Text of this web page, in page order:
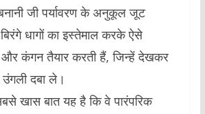
जी पर्यावरण के अनुकूल जूट
धागों का इस्तेमाल करके ऐसे
कंगन तैयार करती हैं, जिन्हें देखकर
दबा ले।
खास बात यह है कि वे पारंपरिक